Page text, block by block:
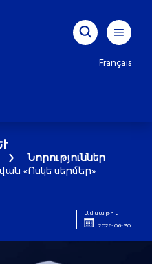
Français
Նորություններ
«Ոսկե սերմեր»
Ամսաթիվ
2026-06-30